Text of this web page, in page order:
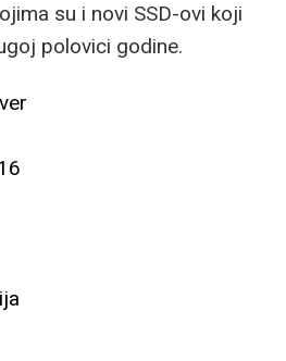
su i novi SSD-ovi koji
polovici godine.